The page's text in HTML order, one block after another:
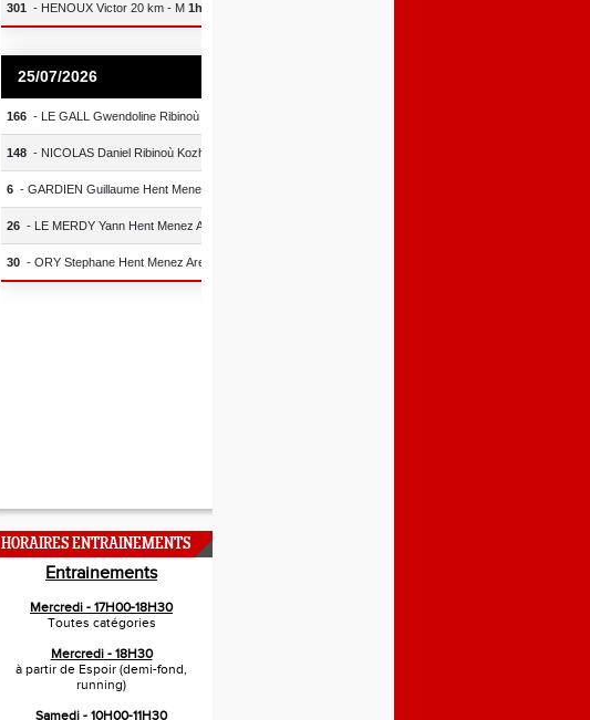
HORAIRES ENTRAINEMENTS
Entrainements
Mercredi - 17H00-18H30
Toutes catégories
Mercredi - 18H30
à partir de Espoir (demi-fond,
running)
Samedi - 10H00-11H30